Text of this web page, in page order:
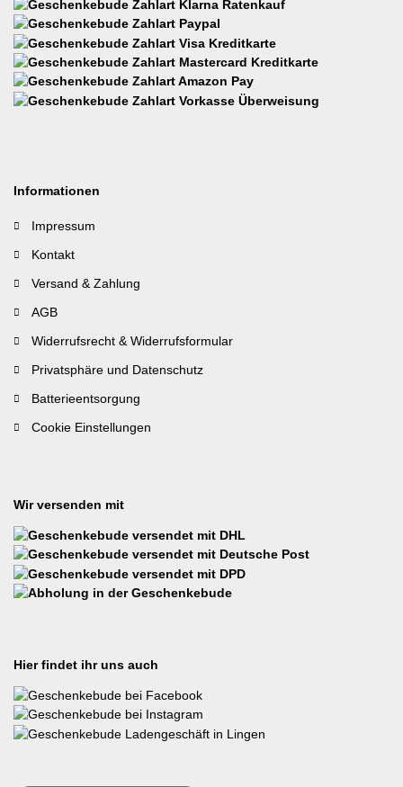
Informationen
Impressum
Kontakt
Versand & Zahlung
AGB
Widerrufsrecht & Widerrufsformular
Privatsphäre und Datenschutz
Batterieentsorgung
Cookie Einstellungen
Wir versenden mit
Hier findet ihr uns auch